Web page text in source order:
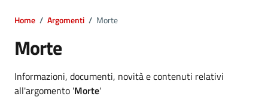
Home / Argomenti / Morte
Morte
Dettagli argomento
Informazioni, documenti, novità e contenuti relativi
all'argomento 'Morte'